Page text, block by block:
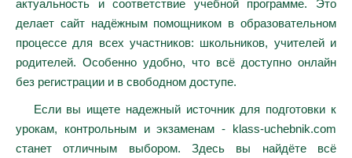
актуальность и соответствие учебной программе. Это
делает сайт надёжным помощником в образовательном
процессе для всех участников: школьников, учителей и
родителей. Особенно удобно, что всё доступно онлайн
без регистрации и в свободном доступе.
Если вы ищете надежный источник для подготовки к
урокам, контрольным и экзаменам - klass-uchebnik.com
станет отличным выбором. Здесь вы найдёте всё